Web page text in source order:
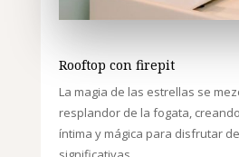
Rooftop con firepit
La magia de las estrellas se
resplandor de la fogata,
íntima y mágica para disfrutar